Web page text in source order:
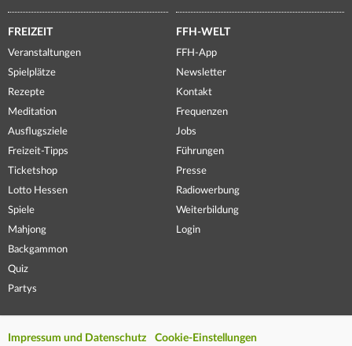
FREIZEIT
Veranstaltungen
Spielplätze
Rezepte
Meditation
Ausflugsziele
Freizeit-Tipps
Ticketshop
Lotto Hessen
Spiele
Mahjong
Backgammon
Quiz
Partys
FFH-WELT
FFH-App
Newsletter
Kontakt
Frequenzen
Jobs
Führungen
Presse
Radiowerbung
Weiterbildung
Login
Impressum und Datenschutz Cookie-Einstellungen